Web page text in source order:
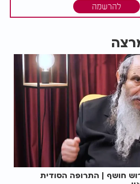
להרשמה
חושף | התרופה הסודית